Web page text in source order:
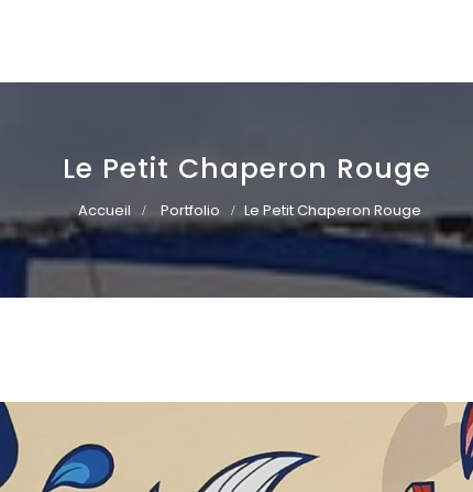
Le Petit Chaperon Rouge
Accueil Portfolio Le Petit Chaperon Rouge